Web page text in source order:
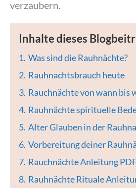
verzaubern.
Inhalte dieses
1. Was sind die Rauhnächte?
2. Rauhnachtsbrauch heute
3. Rauchnächte von wann bis
4. Rauhnächte spirituelle
5. Alter Glauben in der
6. Vorbereitung deiner
7. Rauchnächte Anleitung
8. Rauhnächte Rituale